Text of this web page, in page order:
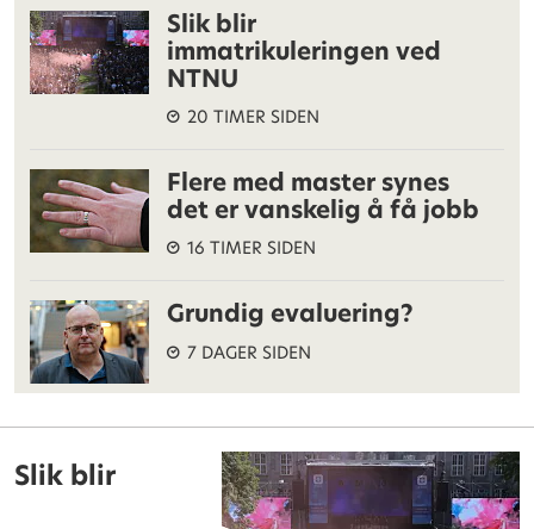
Slik blir
immatrikuleringen ved
NTNU
20 TIMER SIDEN
Flere med master synes
det er vanskelig å få jobb
16 TIMER SIDEN
Grundig evaluering?
7 DAGER SIDEN
Slik blir